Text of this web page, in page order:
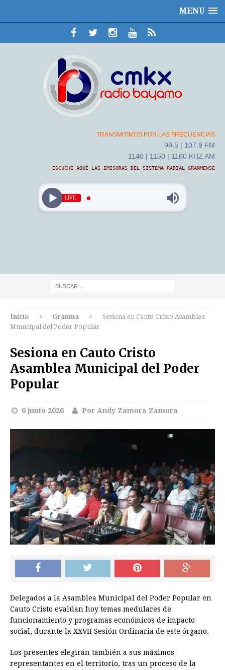
MENU
TRANSMITIMOS POR LAS FRECUENCIAS
99.5 | 107.9 FM
1140 | 1150 | 1160 KHZ AM
ESCUCHE AQUÍ LAS EMISORAS DEL SISTEMA RADIAL GRANMENSE
LIVE
Inicio Granma
Sesiona en Cauto Cristo Asamblea
Municipal del Poder Popular
Sesiona en Cauto Cristo
Asamblea Municipal del Poder
Popular
6 junio 2026 Por Andy Zamora Zamora
Delegados a la Asamblea Municipal del Poder Popular en
Cauto Cristo evalúan hoy temas medulares de
funcionamiento y programas económicos de impacto
social, durante la XXVII Sesión Ordinaria de este órgano.
Los presentes elegirán también a sus máximos
representantes en el territorio, tras un proceso de la